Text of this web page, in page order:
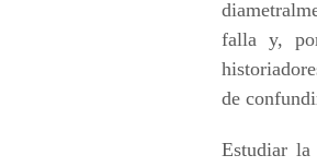
falla y,
de
Estudiar la